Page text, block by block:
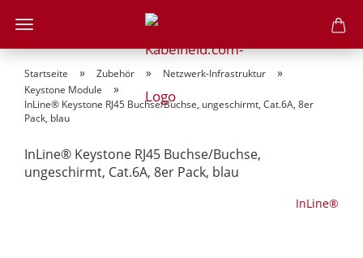
Startseite » Zubehör » Netzwerk-Infrastruktur »
Keystone Module »
InLine® Keystone RJ45 Buchse/Buchse, ungeschirmt, Cat.6A, 8er
Pack, blau
InLine® Keystone RJ45 Buchse/Buchse,
ungeschirmt, Cat.6A, 8er Pack, blau
InLine®